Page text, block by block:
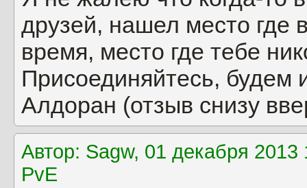
друзей, нашел место где
время, место где тебе
Присоединяйтесь, будем
Алдоран (отзыв снизу
Автор: Sagw, 01 декабря
PvE